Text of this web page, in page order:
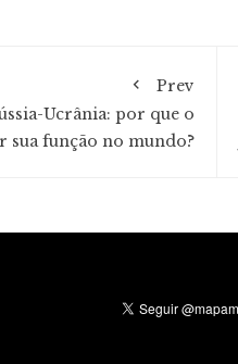
Prev
Ucrânia: por que o
sua função no mundo?